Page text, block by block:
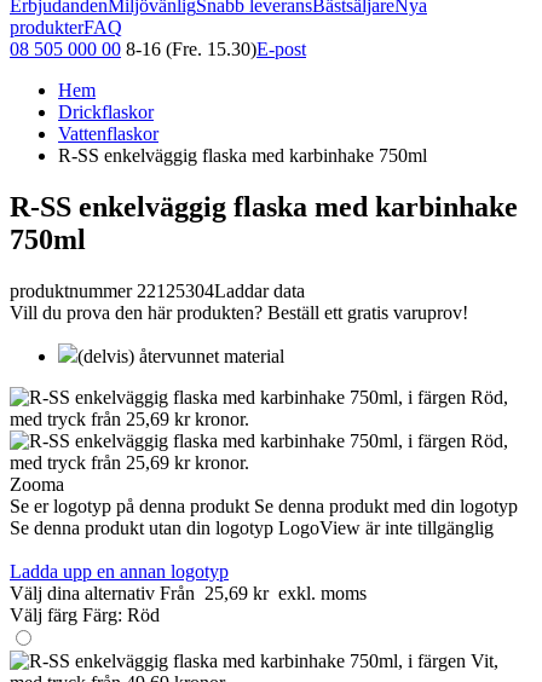
ErbjudandenMiljövänligSnabb leveransBästsäljareNya
produkterFAQ
08 505 000 00 8-16 (Fre. 15.30)E-post
Hem
Drickflaskor
Vattenflaskor
R-SS enkelväggig flaska med karbinhake 750ml
R-SS enkelväggig flaska med karbinhake
750ml
produktnummer 22125304Laddar data
Vill du prova den här produkten? Beställ ett gratis varuprov!
(delvis) återvunnet material
Zooma
Se er logotyp på denna produkt Se denna produkt med din logotyp
Se denna produkt utan din logotyp LogoView är inte tillgänglig
Ladda upp en annan logotyp
Välj dina alternativ Från 25,69 kr exkl. moms
Välj färg Färg: Röd